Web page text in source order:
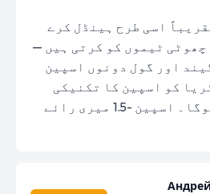
اسی طرح ہینڈل کرے
ٹیموں کو کرتی ہیں —
اور گول دونوں اسپین
کو اسپین کا تکنیکی
فٹبال ناقابلِ حل ہوگا۔ اسپین -1.5 میری رائے